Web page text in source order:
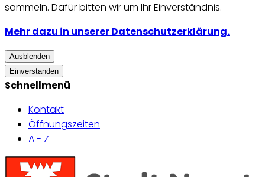
sammeln. Dafür bitten wir um Ihr Einverständnis.
Mehr dazu in unserer Datenschutzerklärung.
Ausblenden
Einverstanden
Schnellmenü
Kontakt
Öffnungszeiten
A - Z